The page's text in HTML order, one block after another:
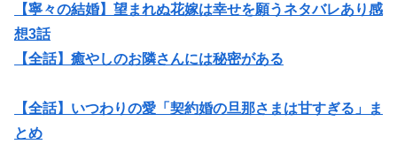
【寧々の結婚】望まれぬ花嫁は幸せを願うネタバレあり感
想3話
【全話】癒やしのお隣さんには秘密がある
【全話】いつわりの愛「契約婚の旦那さまは甘すぎる」ま
とめ